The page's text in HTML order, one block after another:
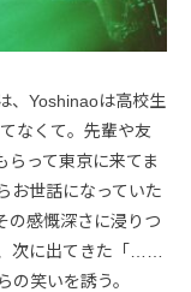
、Yoshinaoは高校生
なくて。先輩や友
らって東京に来てま
お世話になっていた
の感慨深さに浸りつ
次に出てきた「……
の笑いを誘う。